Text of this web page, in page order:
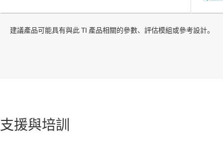
建議產品可能具有與此 TI 產品相關的參數、評估模組或參考設計。
支援與培訓